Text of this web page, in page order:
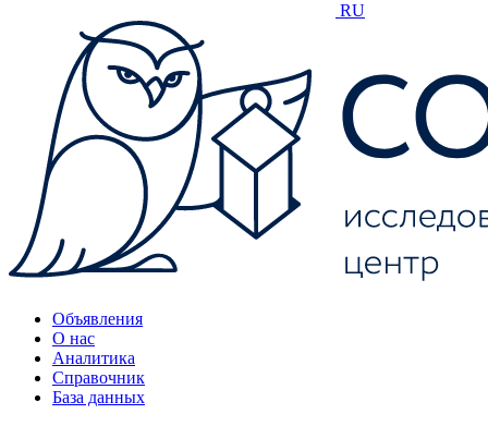
RU
Объявления
О нас
Аналитика
Справочник
База данных